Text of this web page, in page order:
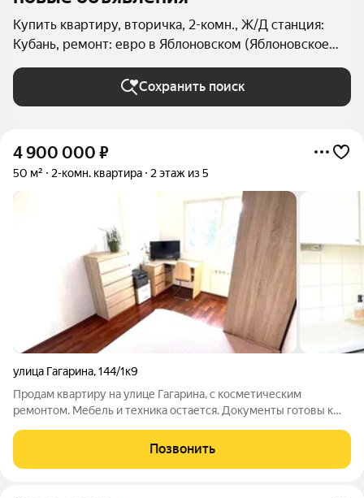
Купить квартиру, вторичка, 2-комн., Ж/Д станция:
Кубань, ремонт: евро в Яблоновском (Яблоновское
Городское поселение)
Сохранить поиск
4 900 000 ₽
50 м² 2-комн. квартира 2 этаж из 5
улица Гагарина,144/1к9
Продам квартиру на улице Гагарина, с косметическим
ремонтом. Мебель и техника остается. Документы готовы к
Позвонить